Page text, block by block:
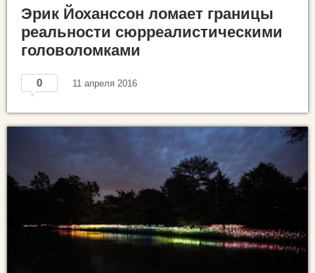
Эрик Йоханссон ломает границы
реальности сюрреалистическими
головоломками
0 11 апреля 2016